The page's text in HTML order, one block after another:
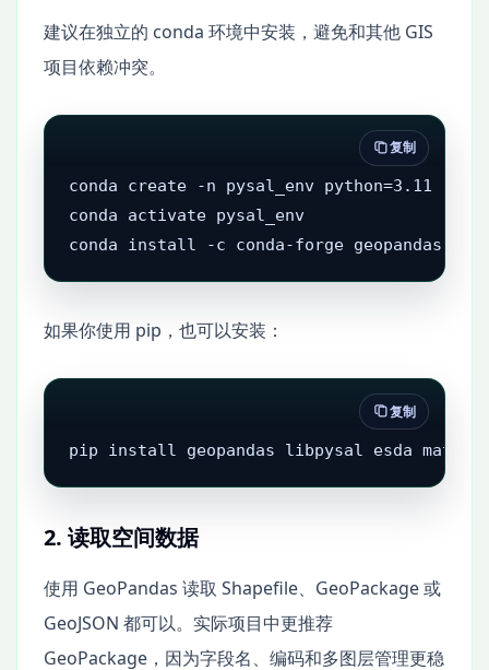
建议在独立的 conda 环境中安装，避免和其他 GIS
项目依赖冲突。
conda create -n pysal_env python=3.11
conda activate pysal_env
conda install -c conda-forge geopandas
复制
如果你使用 pip，也可以安装：
pip install geopandas libpysal esda
复制
2. 读取空间数据
使用 GeoPandas 读取 Shapefile、GeoPackage 或
GeoJSON 都可以。实际项目中更推荐
GeoPackage，因为字段名、编码和多图层管理更稳